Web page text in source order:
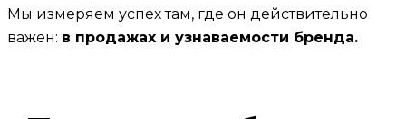
Мы измеряем успех там, где он действительно
важен: в продажах и узнаваемости бренда.